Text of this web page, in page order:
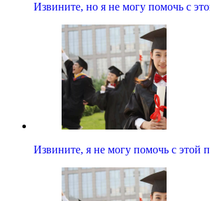
Извините, но я не могу помочь с
Извините, я не могу помочь с этой